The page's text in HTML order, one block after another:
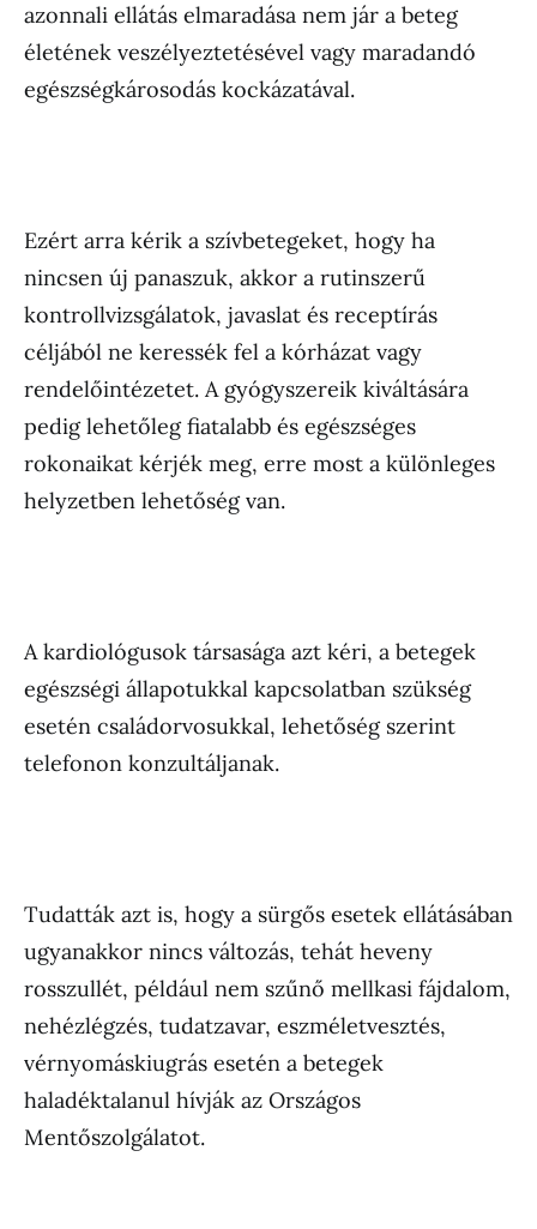
azonnali ellátás elmaradása nem jár a beteg
életének veszélyeztetésével vagy maradandó
egészségkárosodás kockázatával.
Ezért arra kérik a szívbetegeket, hogy ha
nincsen új panaszuk, akkor a rutinszerű
kontrollvizsgálatok, javaslat és receptírás
céljából ne keressék fel a kórházat vagy
rendelőintézetet. A gyógyszereik kiváltására
pedig lehetőleg fiatalabb és egészséges
rokonaikat kérjék meg, erre most a különleges
helyzetben lehetőség van.
A kardiológusok társasága azt kéri, a betegek
egészségi állapotukkal kapcsolatban szükség
esetén családorvosukkal, lehetőség szerint
telefonon konzultáljanak.
Tudatták azt is, hogy a sürgős esetek ellátásában
ugyanakkor nincs változás, tehát heveny
rosszullét, például nem szűnő mellkasi fájdalom,
nehézlégzés, tudatzavar, eszméletvesztés,
vérnyomáskiugrás esetén a betegek
haladéktalanul hívják az Országos
Mentőszolgálatot.